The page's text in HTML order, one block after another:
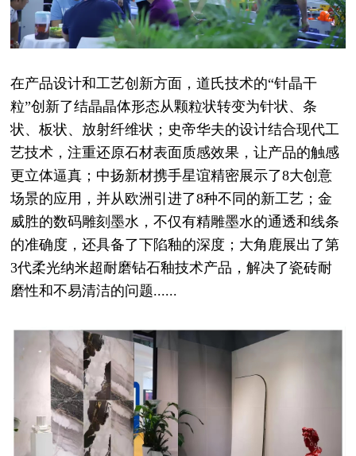
在产品设计和工艺创新方面，道氏技术的“针晶干
粒”创新了结晶晶体形态从颗粒状转变为针状、条
状、板状、放射纤维状；史帝华夫的设计结合现代工
艺技术，注重还原石材表面质感效果，让产品的触感
更立体逼真；中扬新材携手星谊精密展示了8大创意
场景的应用，并从欧洲引进了8种不同的新工艺；金
威胜的数码雕刻墨水，不仅有精雕墨水的通透和线条
的准确度，还具备了下陷釉的深度；大角鹿展出了第
3代柔光纳米超耐磨钻石釉技术产品，解决了瓷砖耐
磨性和不易清洁的问题......